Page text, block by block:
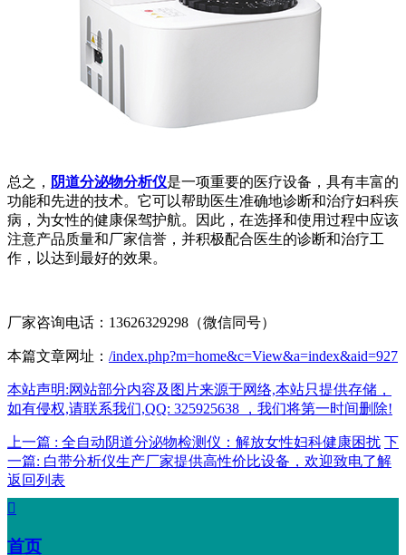
总之， 阴道分泌物分析仪是一项重要的医疗设备，具有丰富的
功能和先进的技术。它可以帮助医生准确地诊断和治疗妇科疾
病，为女性的健康保驾护航。因此，在选择和使用过程中应该
注意产品质量和厂家信誉，并积极配合医生的诊断和治疗工
作，以达到最好的效果。
厂家咨询电话：13626329298（微信同号）
本篇文章网址： /index.php?m=home&c=View&a=index&aid=927
本站声明:网站部分内容及图片来源于网络,本站只提供存储，
如有侵权,请联系我们,QQ: 325925638 ，我们将第一时间删除!
上一篇 : 全自动阴道分泌物检测仪：解放女性妇科健康困扰 下
一篇: 白带分析仪生产厂家提供高性价比设备，欢迎致电了解
返回列表

首页